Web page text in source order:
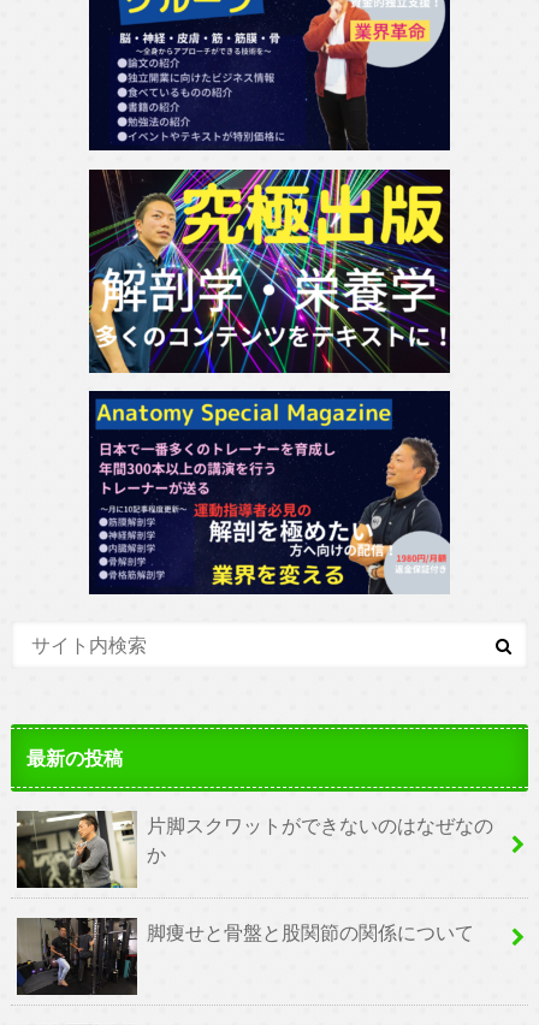
最新の投稿
片脚スクワットができないのはなぜなの
か
脚痩せと骨盤と股関節の関係について